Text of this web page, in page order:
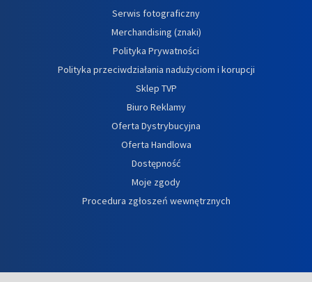
Serwis fotograficzny
Merchandising (znaki)
Polityka Prywatności
Polityka przeciwdziałania nadużyciom i korupcji
Sklep TVP
Biuro Reklamy
Oferta Dystrybucyjna
Oferta Handlowa
Dostępność
Moje zgody
Procedura zgłoszeń wewnętrznych